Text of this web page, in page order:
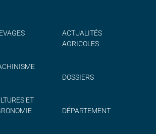
ET
ACTUALITÉS
AGRICOLES
DOSSIERS
DÉPARTEMENT